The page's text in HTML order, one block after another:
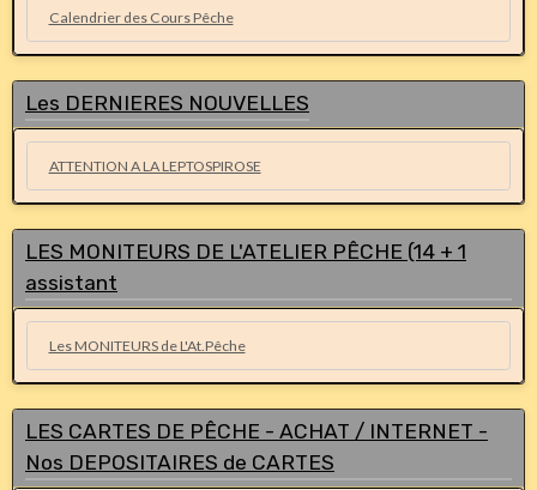
Calendrier des Cours Pêche
Les DERNIERES NOUVELLES
ATTENTION A LA LEPTOSPIROSE
LES MONITEURS DE L'ATELIER PÊCHE (14 + 1
assistant
Les MONITEURS de L'At.Pêche
LES CARTES DE PÊCHE - ACHAT / INTERNET -
Nos DEPOSITAIRES de CARTES